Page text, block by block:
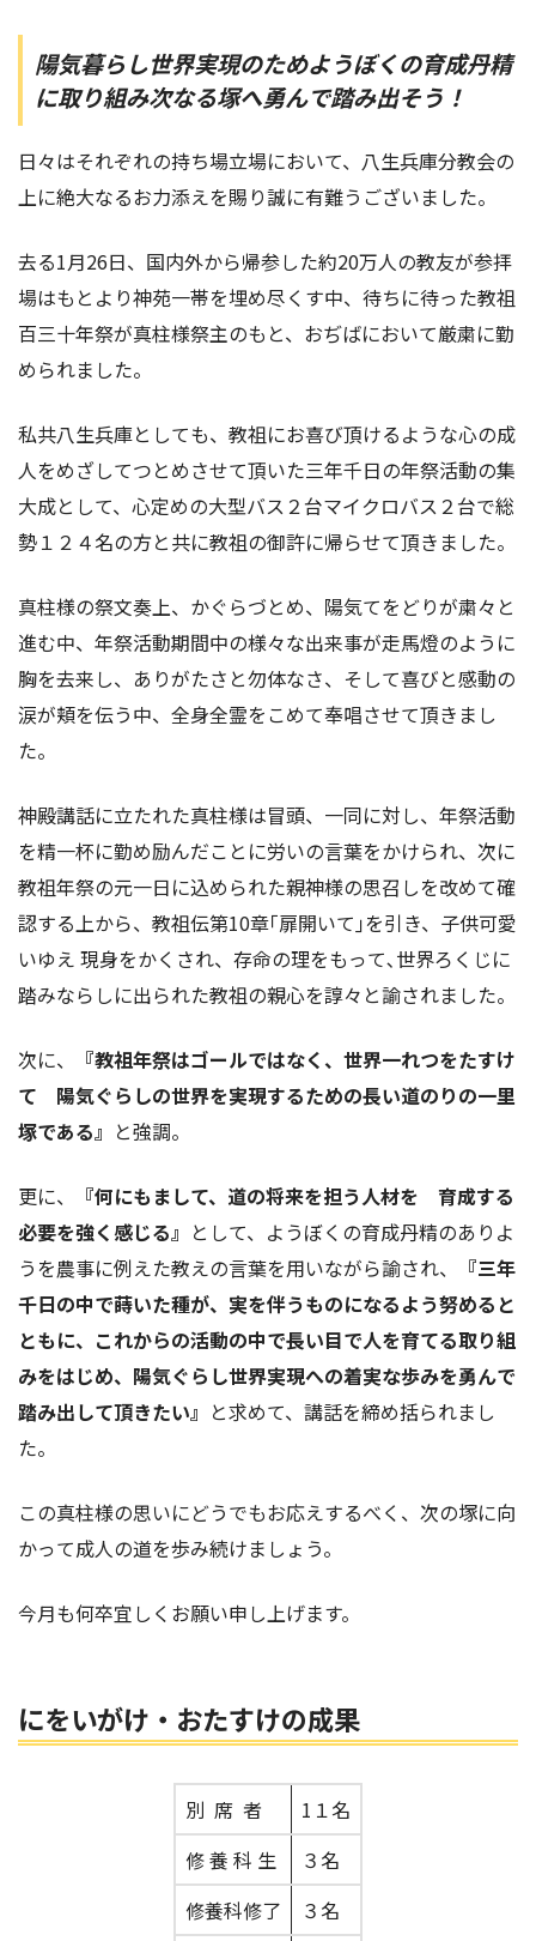
陽気暮らし世界実現のためようぼくの育成丹精
に取り組み次なる塚へ勇んで踏み出そう！
日々はそれぞれの持ち場立場において、八生兵庫分教会の
上に絶大なるお力添えを賜り誠に有難うございました。
去る1月26日、国内外から帰参した約20万人の教友が参拝
場はもとより神苑一帯を埋め尽くす中、待ちに待った教祖
百三十年祭が真柱様祭主のもと、おぢばにおいて厳粛に勤
められました。
私共八生兵庫としても、教祖にお喜び頂けるような心の成
人をめざしてつとめさせて頂いた三年千日の年祭活動の集
大成として、心定めの大型バス２台マイクロバス２台で総
勢１２４名の方と共に教祖の御許に帰らせて頂きました。
真柱様の祭文奏上、かぐらづとめ、陽気てをどりが粛々と
進む中、年祭活動期間中の様々な出来事が走馬燈のように
胸を去来し、ありがたさと勿体なさ、そして喜びと感動の
涙が頬を伝う中、全身全霊をこめて奉唱させて頂きまし
た。
神殿講話に立たれた真柱様は冒頭、一同に対し、年祭活動
を精一杯に勤め励んだことに労いの言葉をかけられ、次に
教祖年祭の元一日に込められた親神様の思召しを改めて確
認する上から、教祖伝第10章｢扉開いて｣を引き、子供可愛
いゆえ 現身をかくされ、存命の理をもって､世界ろくじに
踏みならしに出られた教祖の親心を諄々と諭されました。
次に、
『教祖年祭はゴールではなく、世界一れつをたすけ
て 陽気ぐらしの世界を実現するための長い道のりの一里
塚である』 と強調。
更に、
『何にもまして、道の将来を担う人材を 育成する
必要を強く感じる』 として、ようぼくの育成丹精のありよ
うを農事に例えた教えの言葉を用いながら諭され、
『三年
千日の中で蒔いた種が、実を伴うものになるよう努めると
ともに、これからの活動の中で長い目で人を育てる取り組
みをはじめ、陽気ぐらし世界実現への着実な歩みを勇んで
踏み出して頂きたい』 と求めて、講話を締め括られまし
た。
この真柱様の思いにどうでもお応えするべく、次の塚に向
かって成人の道を歩み続けましょう。
今月も何卒宜しくお願い申し上げます。
にをいがけ・おたすけの成果
別 席 者
1１名
修 養 科 生
３名
修養科修了
３名